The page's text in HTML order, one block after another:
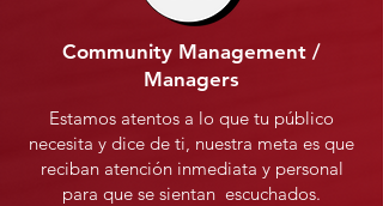
Community Management /
Managers
Estamos atentos a lo que tu público
necesita y dice de ti, nuestra meta es que
reciban atención inmediata y personal
para que se sientan escuchados.